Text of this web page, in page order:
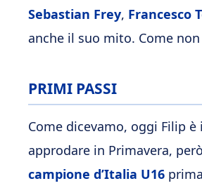
Sebastian Frey, Francesco
anche il suo mito. Come
PRIMI PASSI
Come dicevamo, oggi Filip
approdare in Primavera,
campione d’Italia U16 prima